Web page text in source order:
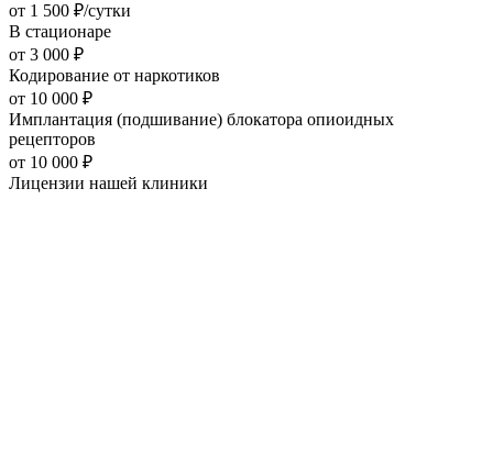
от 1 500 ₽/сутки
В стационаре
от 3 000 ₽
Кодирование от наркотиков
от 10 000 ₽
Имплантация (подшивание) блокатора опиоидных
рецепторов
от 10 000 ₽
Лицензии нашей клиники